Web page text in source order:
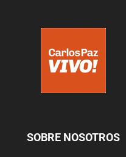
SOBRE NOSOTROS